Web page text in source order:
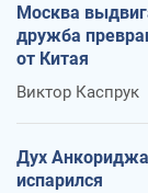
Москва
дружба
от Китая
Виктор Каспрук
Дух
испарился